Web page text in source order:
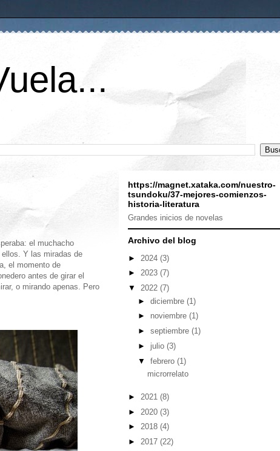
el muchacho
Y las miradas de
el momento de
antes de girar el
o mirando apenas. Pero
https://magnet.xataka.com/nuestro-
tsundoku/37-mejores-comienzos-
historia-literatura
Grandes inicios de novelas
Archivo del blog
► 2024 (3)
► 2023 (7)
▼ 2022 (7)
► diciembre (1)
► noviembre (1)
► septiembre (1)
► julio (3)
▼ febrero (1)
microrrelato
► 2021 (8)
► 2020 (3)
► 2018 (4)
► 2017 (22)